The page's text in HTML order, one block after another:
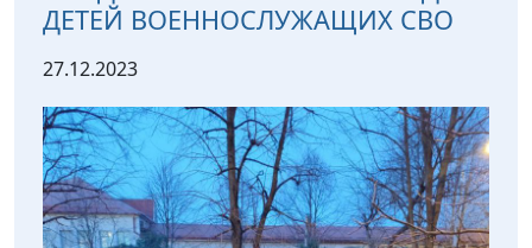
ДЕТЕЙ ВОЕННОСЛУЖАЩИХ СВО
27.12.2023